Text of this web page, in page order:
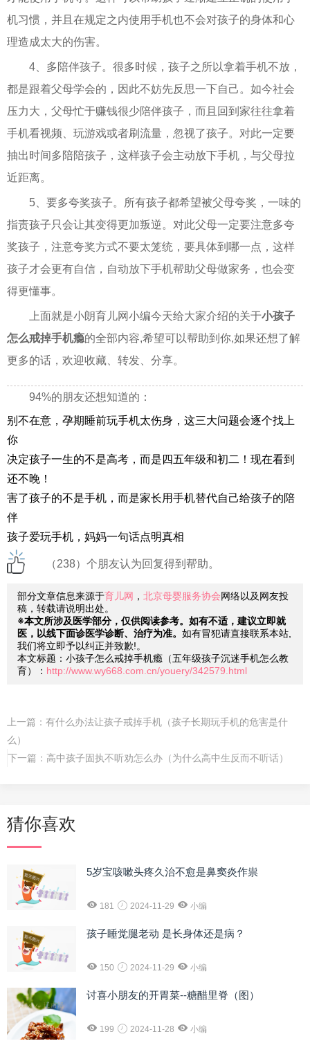
机习惯，并且在规定之内使用手机也不会对孩子的身体和心
理造成太大的伤害。
4、多陪伴孩子。很多时候，孩子之所以拿着手机不放，
都是跟着父母学会的，因此不妨先反思一下自己。如今社会
压力大，父母忙于赚钱很少陪伴孩子，而且回到家往往拿着
手机看视频、玩游戏或者刷流量，忽视了孩子。对此一定要
抽出时间多陪陪孩子，这样孩子会主动放下手机，与父母拉
近距离。
5、要多夸奖孩子。所有孩子都希望被父母夸奖，一味的
指责孩子只会让其变得更加叛逆。对此父母一定要注意多夸
奖孩子，注意夸奖方式不要太笼统，要具体到哪一点，这样
孩子才会更有自信，自动放下手机帮助父母做家务，也会变
得更懂事。
上面就是小朗育儿网小编今天给大家介绍的关于小孩子
怎么戒掉手机瘾的全部内容,希望可以帮助到你,如果还想了解
更多的话，欢迎收藏、转发、分享。
94%的朋友还想知道的：
别不在意，孕期睡前玩手机太伤身，这三大问题会逐个找上
你
决定孩子一生的不是高考，而是四五年级和初二！现在看到
还不晚！
害了孩子的不是手机，而是家长用手机替代自己给孩子的陪
伴
孩子爱玩手机，妈妈一句话点明真相
（238）个朋友认为回复得到帮助。
部分文章信息来源于育儿网 ， 北京母婴服务协会网络以及网友投
稿，转载请说明出处。
※本文所涉及医学部分，仅供阅读参考。如有不适，建议立即就
医，以线下面诊医学诊断、治疗为准。 如有冒犯请直接联系本站,
我们将立即予以纠正并致歉!。
本文标题：小孩子怎么戒掉手机瘾（五年级孩子沉迷手机怎么教
育）： http://www.wy668.com.cn/youery/342579.html
上一篇： 有什么办法让孩子戒掉手机（孩子长期玩手机的危害是什
么）
下一篇： 高中孩子固执不听劝怎么办（为什么高中生反而不听话）
猜你喜欢
5岁宝咳嗽头疼久治不愈是鼻窦炎作祟
181 2024-11-29 小编
孩子睡觉腿老动 是长身体还是病？
150 2024-11-29 小编
讨喜小朋友的开胃菜--糖醋里脊（图）
199 2024-11-28 小编